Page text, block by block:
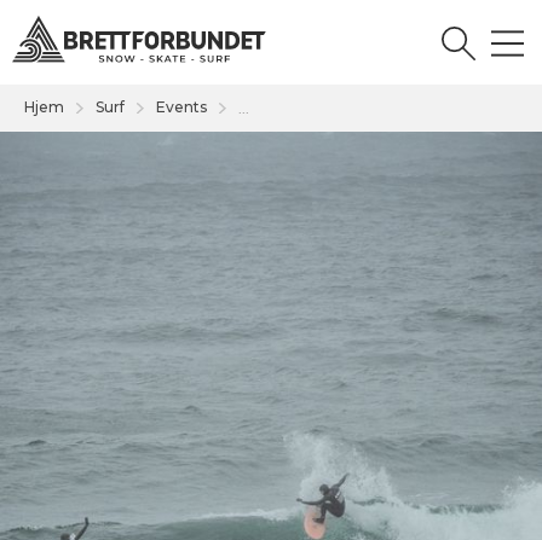
Hjem Surf Events